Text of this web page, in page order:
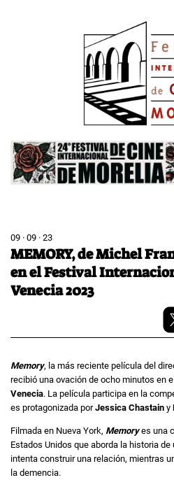
Image
09 · 09 · 23
MEMORY, de Michel
en el Festival
Venecia 2023
Memory, la más reciente película del
recibió una ovación de ocho minutos en el
Venecia. La película participa en la
es protagonizada porJessica Chastain y
Filmada en Nueva York, Memoryes una
Estados Unidos que aborda la historia
intenta construir una relación, mientras
la demencia.